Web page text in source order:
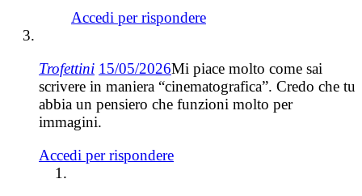
Accedi per rispondere
Trofettini 15/05/2026Mi piace molto come sai
scrivere in maniera “cinematografica”. Credo che tu
abbia un pensiero che funzioni molto per
immagini.
Accedi per rispondere